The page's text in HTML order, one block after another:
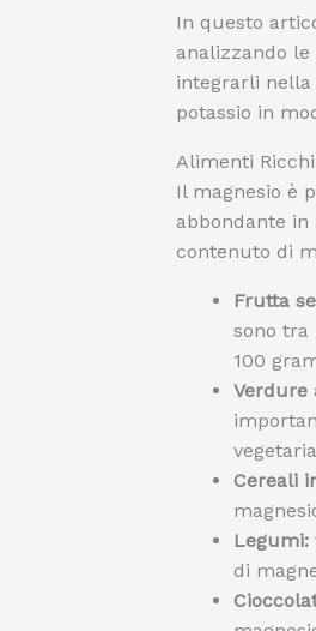
In questo
analizzando
integrarli nella
potassio in
Alimenti
Il magnesio è
abbondante
contenuto di
Frutta
sono tra
100
Verdure
Cereali
Legumi:
di